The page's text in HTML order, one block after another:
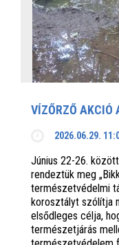
VÍZŐRZŐ AKCIÓ
2026.06.29.
Június 22-26.
rendeztük meg
természetvédelmi
korosztályt szólítja
elsődleges célja,
természetjárás